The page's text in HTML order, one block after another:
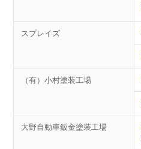
スプレイズ
（有）小村塗装工場
大野自動車鈑金塗装工場